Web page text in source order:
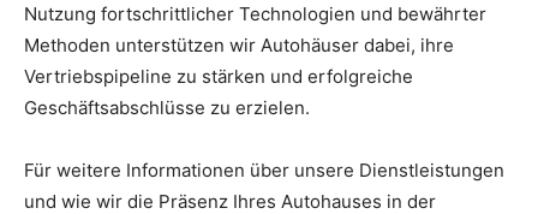
Nutzung fortschrittlicher Technologien und bewährter
Methoden unterstützen wir Autohäuser dabei, ihre
Vertriebspipeline zu stärken und erfolgreiche
Geschäftsabschlüsse zu erzielen.
Für weitere Informationen über unsere Dienstleistungen
und wie wir die Präsenz Ihres Autohauses in der